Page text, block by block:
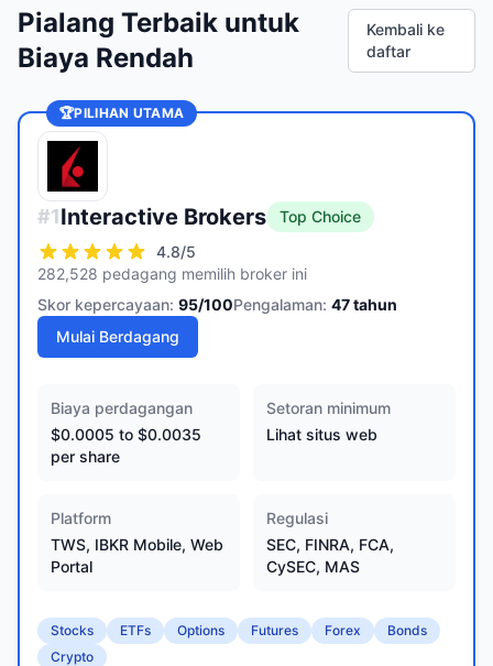
Pialang Terbaik untuk
Biaya Rendah
Kembali ke
daftar
🏆PILIHAN UTAMA
#1Interactive Brokers
Top Choice
4.8/5
282,528 pedagang memilih broker ini
Skor kepercayaan: 95/100Pengalaman: 47tahun
Mulai Berdagang
Biaya perdagangan
$0.0005 to $0.0035
per share
Setoran minimum
Lihat situs web
Platform
TWS, IBKR Mobile, Web
Portal
Regulasi
SEC, FINRA, FCA,
CySEC, MAS
Stocks ETFs Options Futures Forex
Bonds
Crypto